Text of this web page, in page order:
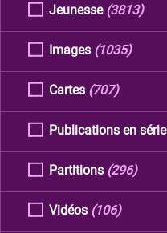
Jeunesse (3813)
Images (1035)
Cartes (707)
Publications en série
Partitions (296)
Vidéos (106)